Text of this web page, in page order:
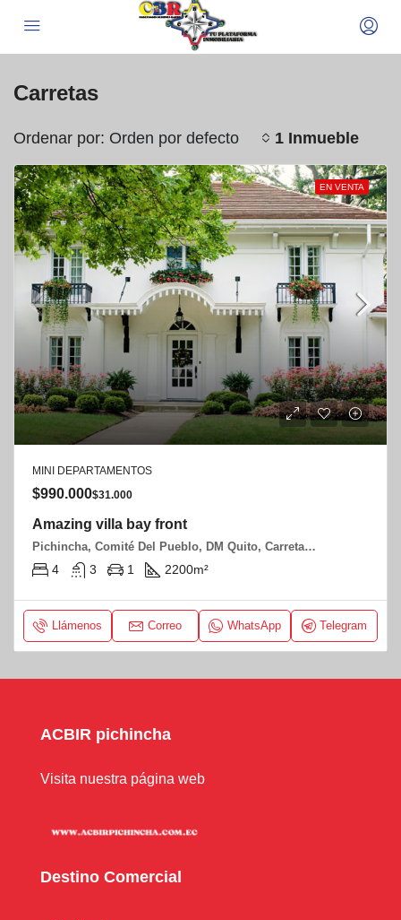
Carretas
1 Inmueble
Ordenar por: Orden por defecto
EN VENTA
MINI DEPARTAMENTOS
$990.000$31.000
Amazing villa bay front
Pichincha, Comité Del Pueblo, DM Quito, Carretas, Julian mestanza y Angel Espinoza
4 3 1 2200m²
Llámenos Correo WhatsApp Telegram
ACBIR pichincha
Visita nuestra página web
Destino Comercial